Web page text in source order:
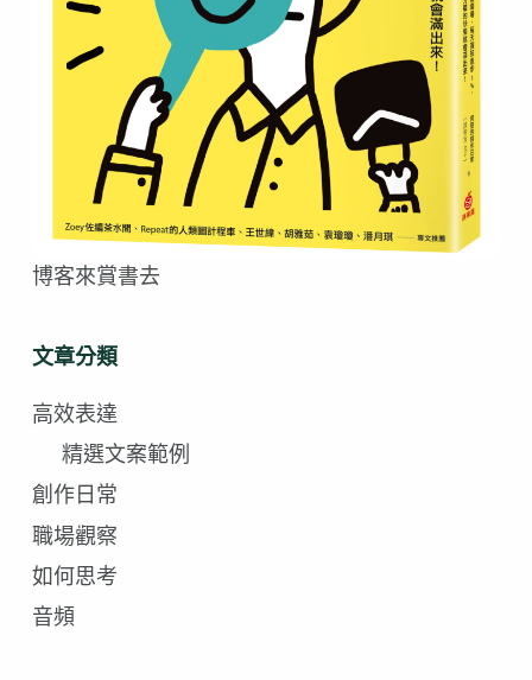
博客來賞書去
文章分類
高效表達
精選文案範例
創作日常
職場觀察
如何思考
音頻